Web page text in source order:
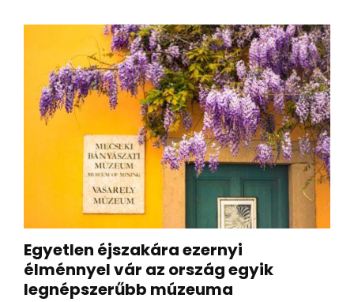
Egyetlen éjszakára ezernyi
élménnyel vár az ország egyik
legnépszerűbb múzeuma